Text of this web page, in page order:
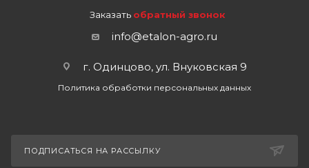
Заказать обратный звонок
info@etalon-agro.ru
г. Одинцово, ул. Внуковская 9
Политика обработки персональных данных
ПОДПИСАТЬСЯ НА РАССЫЛКУ